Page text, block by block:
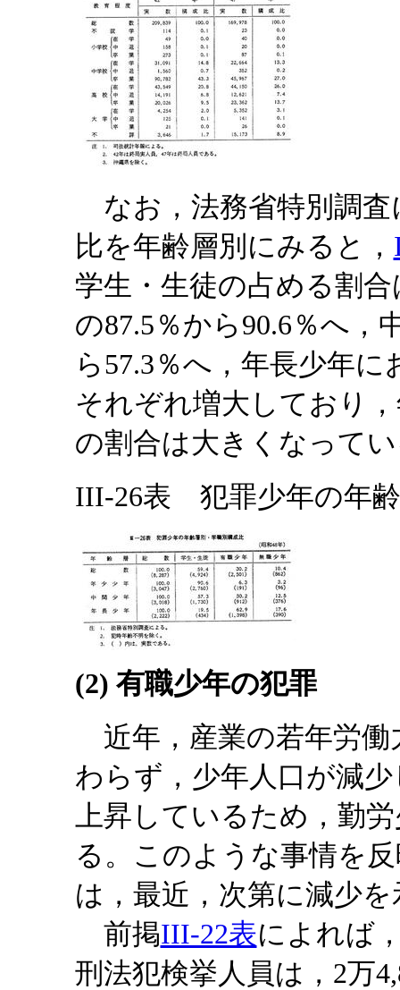
なお，法務省特別調査
比を年齢層別にみると，
学生・生徒の占める割
の87.5％から90.6％へ，
ら57.3％へ，年長少年に
それぞれ増大しており
の割合は大きくなって
III-26表 犯罪少年の年齢
(2) 有職少年の犯罪
近年，産業の若年労働
わらず，少年人口が減
上昇しているため，勤
る。このような事情を
は，最近，次第に減少
前掲III-22表によれば
刑法犯検挙人員は，2万